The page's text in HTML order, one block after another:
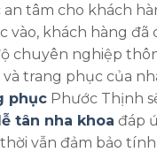
an tâm cho khách
vào, khách hàng đã
chuyên nghiệp
trang phục của
phục Phước Thịnh
tân nha khoa đáp
vẫn đảm bảo